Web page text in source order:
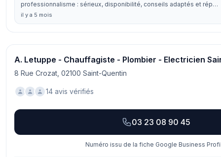
professionnalisme : sérieux, disponibilité, conseils adaptés et rép…
il y a 5 mois
A. Letuppe - Chauffagiste - Plombier - Electricien
8 Rue Crozat, 02100 Saint-Quentin
14 avis vérifiés
03 23 08 90 45
Numéro issu de la fiche Google Business